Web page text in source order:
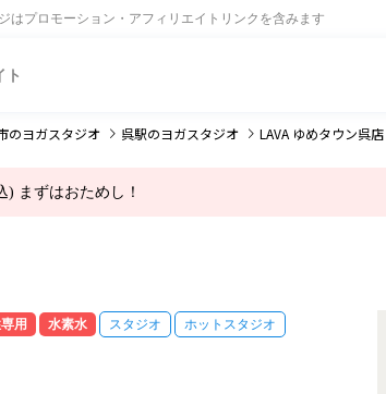
はプロモーション・アフィリエイトリンクを含みます
ト
のヨガスタジオ 呉駅のヨガスタジオ LAVA ゆめタウン呉店
まずはおためし！
用 水素水 スタジオ ホットスタジオ